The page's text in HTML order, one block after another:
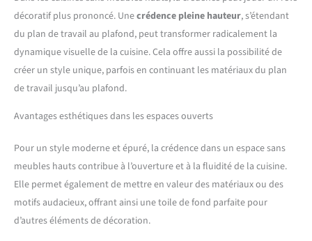
décoratif plus prononcé. Unecrédence pleine hauteur, s’étendant
du plan de travail au plafond, peut transformer radicalement la
dynamique visuelle de la cuisine. Cela offre aussi la possibilité de
créer un style unique, parfois en continuant les matériaux du plan
de travail jusqu’au plafond.
Avantages esthétiques dans les espaces ouverts
Pour un style moderne et épuré, la crédence dans un espace sans
meubles hauts contribue à l’ouverture et à la fluidité de la cuisine.
Elle permet également de mettre en valeur des matériaux ou des
motifs audacieux, offrant ainsi une toile de fond parfaite pour
d’autres éléments de décoration.